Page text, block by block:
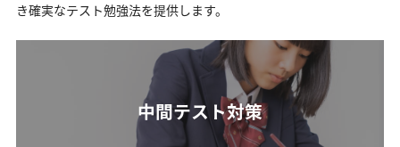
き確実なテスト勉強法を提供します。
中間テスト対策